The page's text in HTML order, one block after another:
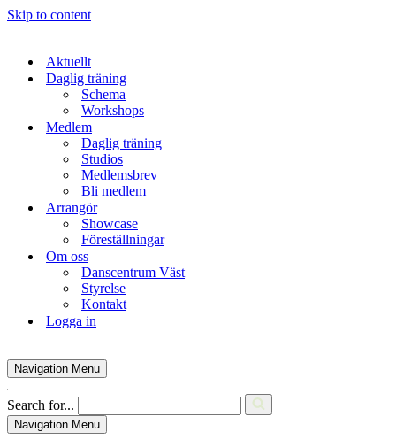
Skip to content
Aktuellt
Daglig träning
Schema
Workshops
Medlem
Daglig träning
Studios
Medlemsbrev
Bli medlem
Arrangör
Showcase
Föreställningar
Om oss
Danscentrum Väst
Styrelse
Kontakt
Logga in
Navigation Menu
Search for...
Navigation Menu